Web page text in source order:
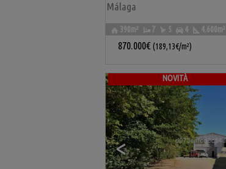
Málaga
390m² 7 5 4 4.600m²
870.000€ (189,13€/m²)
NOVITÀ
<